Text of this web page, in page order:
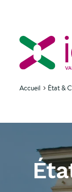
Accueil État &